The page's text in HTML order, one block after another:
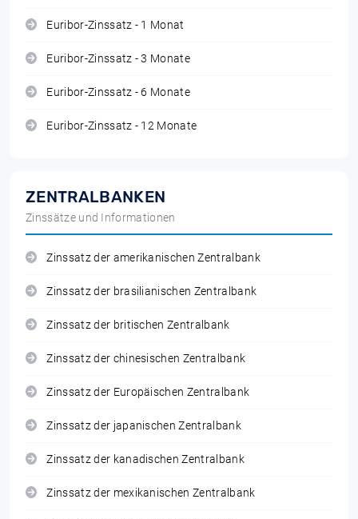
Euribor-Zinssatz - 1 Monat
Euribor-Zinssatz - 3 Monate
Euribor-Zinssatz - 6 Monate
Euribor-Zinssatz - 12 Monate
ZENTRALBANKEN
Zinssätze und Informationen
Zinssatz der amerikanischen Zentralbank
Zinssatz der brasilianischen Zentralbank
Zinssatz der britischen Zentralbank
Zinssatz der chinesischen Zentralbank
Zinssatz der Europäischen Zentralbank
Zinssatz der japanischen Zentralbank
Zinssatz der kanadischen Zentralbank
Zinssatz der mexikanischen Zentralbank